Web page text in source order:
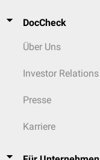
DocCheck
Über Uns
Investor Relations
Presse
Karriere